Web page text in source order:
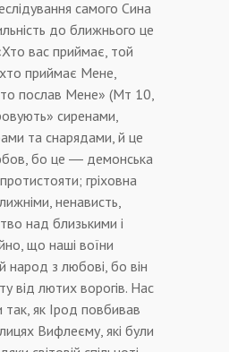
самого Сина
до ближнього це
вас приймає, той
приймає Мене,
послав Мене» (Мт 10,
сиренами,
та снарядами, й це
бо це ― демонська
гріховна
ненависть,
над близькими і
що наші воїни
народ з любові, бо він
від лютих ворогів. Нас
так, як Ірод повбивав
Вифлеєму, які були